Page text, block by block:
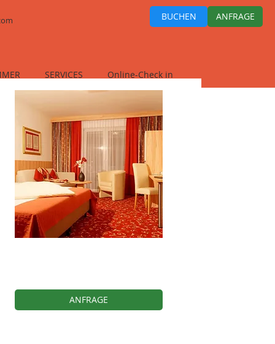
ANFRAGE
BUCHEN
SERVICES Online-Check in
ANFRAGE